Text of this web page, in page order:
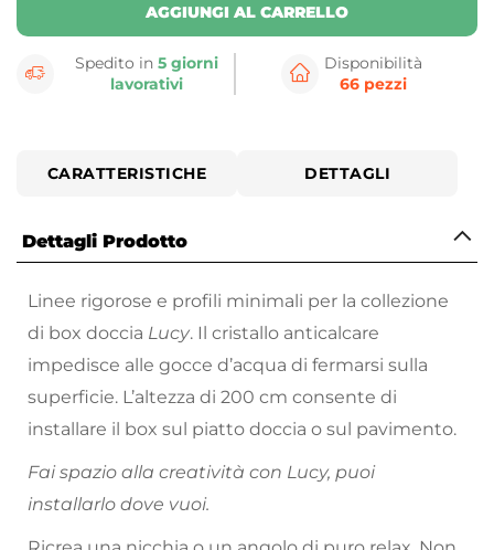
AGGIUNGI AL CARRELLO
Spedito in5 giorni
lavorativi
Disponibilità
66 pezzi
CARATTERISTICHE DETTAGLI
Dettagli Prodotto
Linee rigorose e profili minimali per la collezione
di box doccia Lucy. Il cristallo anticalcare
impedisce alle gocce d’acqua di fermarsi sulla
superficie. L’altezza di 200 cm consente di
installare il box sul piatto doccia o sul pavimento.
Fai spazio alla creatività con Lucy, puoi
installarlo dove vuoi.